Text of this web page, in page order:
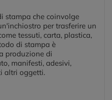
stampa che coinvolge
per trasferire un
tessuti, carta, plastica,
di stampa è
produzione di
manifesti, adesivi,
altri oggetti.